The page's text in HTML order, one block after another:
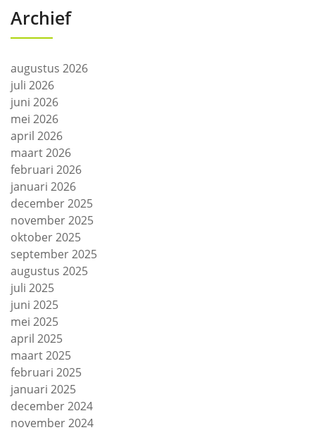
Archief
augustus 2026
juli 2026
juni 2026
mei 2026
april 2026
maart 2026
februari 2026
januari 2026
december 2025
november 2025
oktober 2025
september 2025
augustus 2025
juli 2025
juni 2025
mei 2025
april 2025
maart 2025
februari 2025
januari 2025
december 2024
november 2024